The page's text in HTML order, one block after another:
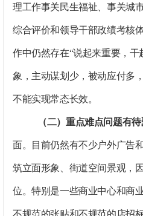
理工作事关民生福祉、事关城
综合评价和领导干部政绩考核
作中仍然存在“说起来重要，
象，主动谋划少，被动应付多
不能实现常态长效。
（二）重点难点问题有待
面。 目前仍然有不少户外广告
筑立面形象、街道空间景观，
位。特别是一些商业中心和商
不规范的张贴和不规范的店招